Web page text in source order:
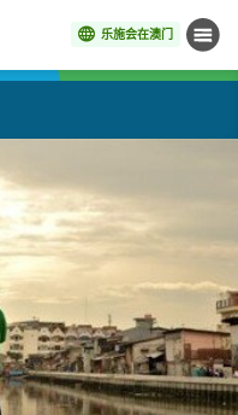
乐施会在澳门 菜单